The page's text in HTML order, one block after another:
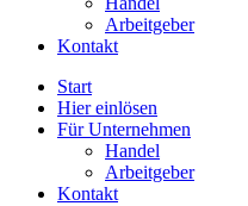
Arbeitgeber
Kontakt
Start
Hier einlösen
Für Unternehmen
Handel
Arbeitgeber
Kontakt